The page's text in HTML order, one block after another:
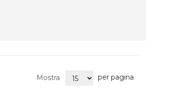
Mostra per pagina